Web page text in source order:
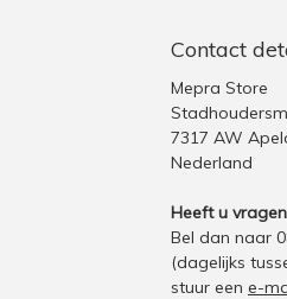
Contact
Mepra Store
7317 AW
Nederland
Heeft u
Bel dan naar
(dagelijks
stuur een e-